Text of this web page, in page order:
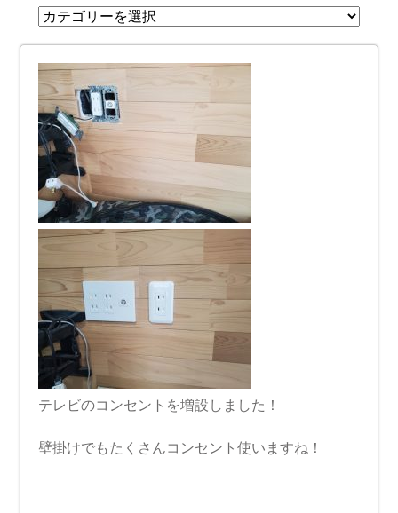
テレビのコンセントを増設しました！
壁掛けでもたくさんコンセント使いますね！